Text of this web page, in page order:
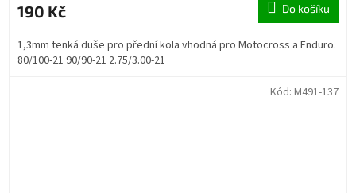
190 Kč Do košíku
1,3mm tenká duše pro přední kola vhodná pro Motocross a Enduro.
80/100-21 90/90-21 2.75/3.00-21
Kód: M491-137